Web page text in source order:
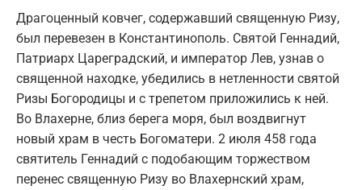
Драгоценный ковчег, содержавший священную Ризу,
был перевезен в Константинополь. Святой Геннадий,
Патриарх Цареградский, и император Лев, узнав о
священной находке, убедились в нетленности святой
Ризы Богородицы и с трепетом приложились к ней.
Во Влахерне, близ берега моря, был воздвигнут
новый храм в честь Богоматери. 2 июля 458 года
святитель Геннадий с подобающим торжеством
перенес священную Ризу во Влахернский храм,